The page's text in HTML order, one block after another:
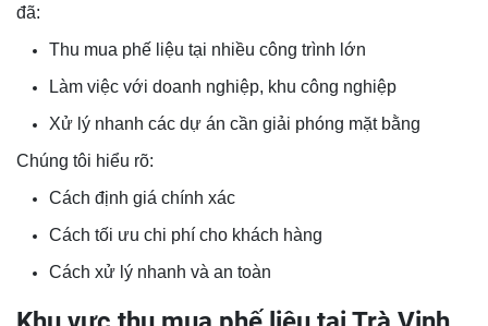
đã:
Thu mua phế liệu tại nhiều công trình lớn
Làm việc với doanh nghiệp, khu công nghiệp
Xử lý nhanh các dự án cần giải phóng mặt bằng
Chúng tôi hiểu rõ:
Cách định giá chính xác
Cách tối ưu chi phí cho khách hàng
Cách xử lý nhanh và an toàn